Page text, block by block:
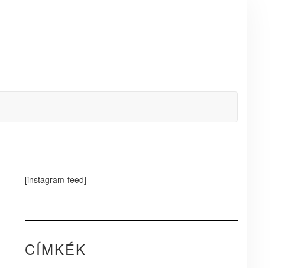
[instagram-feed]
CÍMKÉK